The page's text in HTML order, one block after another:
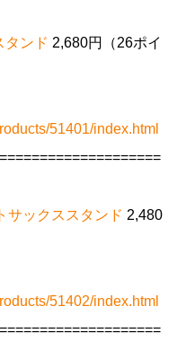
タンド 2,680円（26ポイ
51401/index.html
サックススタンド 2,480
51402/index.html